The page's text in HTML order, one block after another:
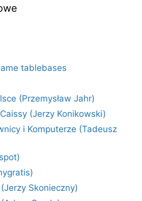
tablebases
(Przemysław Jahr)
(Jerzy Konikowski)
i Komputerze (Tadeusz
Skonieczny)